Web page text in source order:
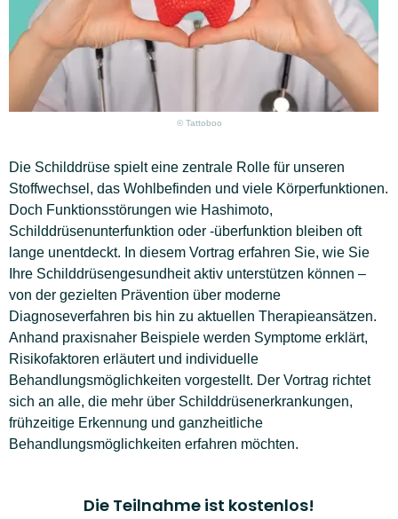
© Tattoboo
Die Schilddrüse spielt eine zentrale Rolle für unseren
Stoffwechsel, das Wohlbefinden und viele Körperfunktionen.
Doch Funktionsstörungen wie Hashimoto,
Schilddrüsenunterfunktion oder -überfunktion bleiben oft
lange unentdeckt. In diesem Vortrag erfahren Sie, wie Sie
Ihre Schilddrüsengesundheit aktiv unterstützen können –
von der gezielten Prävention über moderne
Diagnoseverfahren bis hin zu aktuellen Therapieansätzen.
Anhand praxisnaher Beispiele werden Symptome erklärt,
Risikofaktoren erläutert und individuelle
Behandlungsmöglichkeiten vorgestellt. Der Vortrag richtet
sich an alle, die mehr über Schilddrüsenerkrankungen,
frühzeitige Erkennung und ganzheitliche
Behandlungsmöglichkeiten erfahren möchten.
Die Teilnahme ist kostenlos!